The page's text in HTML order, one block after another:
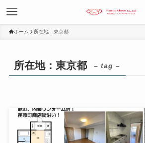
ホーム 所在地：東京都
所在地：東京都 – tag –